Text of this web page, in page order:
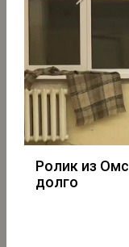
Ролик из
долго